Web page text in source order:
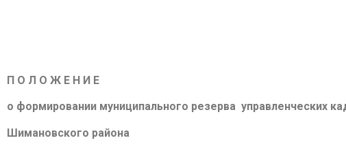
П О Л О Ж Е Н И Е
о формировании муниципального резерва управленческих
Шимановского района